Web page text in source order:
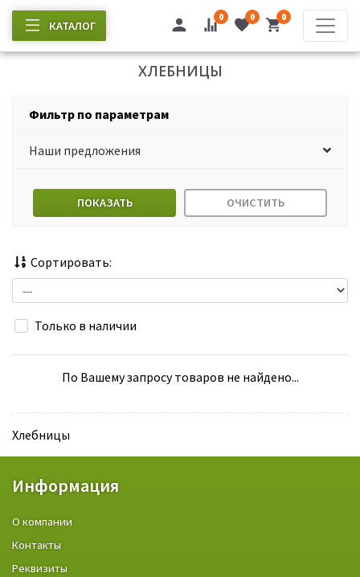
КАТАЛОГ
0 0 0
ХЛЕБНИЦЫ
Фильтр по параметрам
Наши предложения
ПОКАЗАТЬ ОЧИСТИТЬ
Сортировать:
Только в наличии
По Вашему запросу товаров не найдено...
Хлебницы
Информация
О компании
Контакты
Реквизиты